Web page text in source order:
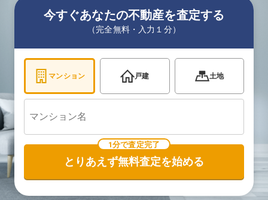
今すぐあなたの不動産を査定する
（完全無料・入力１分）
マンション 戸建 土地
1分で査定完了
とりあえず無料査定を始める